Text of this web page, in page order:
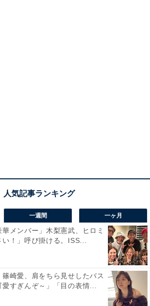
一週間 一ヶ月
華メンバー」木梨憲武、ヒロミ
い！」呼び掛ける。ISS...
篠崎愛、肩をちら見せしたバス
愛すぎんぞ～」「目の表情...